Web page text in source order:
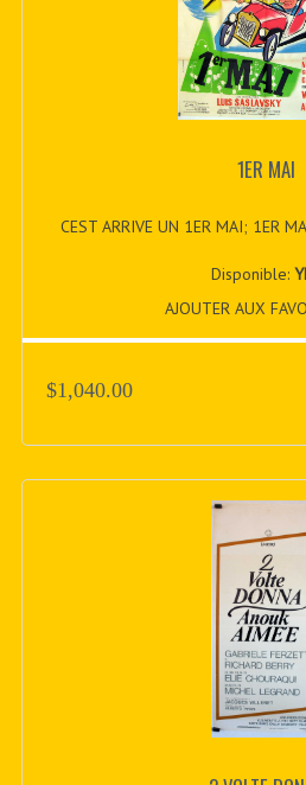
1ER MAI
CEST ARRIVE UN 1ER MAI; 1ER
Disponible:
AJOUTER AUX
$1,040.00